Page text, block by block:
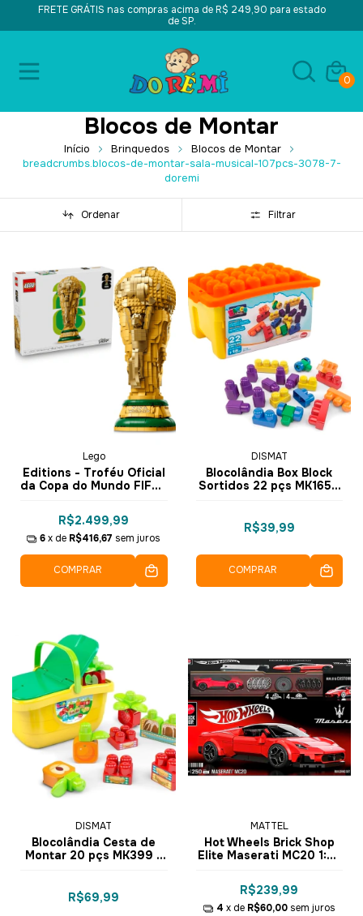
FRETE GRÁTIS nas compras acima de R$ 249,90 para estado
de SP.
0
Blocos de Montar
Início Brinquedos
Blocos de Montar
breadcrumbs.blocos-de-montar-sala-musical-107pcs-3078-7-
doremi
Ordenar Filtrar
Lego
Editions - Troféu Oficial
da Copa do Mundo FIFA™
R$2.499,99
6 x de R$416,67 sem juros
COMPRAR
DISMAT
Blocolândia Box Block
Sortidos 22 pçs MK165 -
R$39,99
COMPRAR
DISMAT
Blocolândia Cesta de
Montar 20 pçs MK399 -
R$69,99
MATTEL
Hot Wheels Brick Shop
Elite Maserati MC20 1:32
250 pçs JFR90 - Mattel
R$239,99
4 x de R$60,00 sem juros